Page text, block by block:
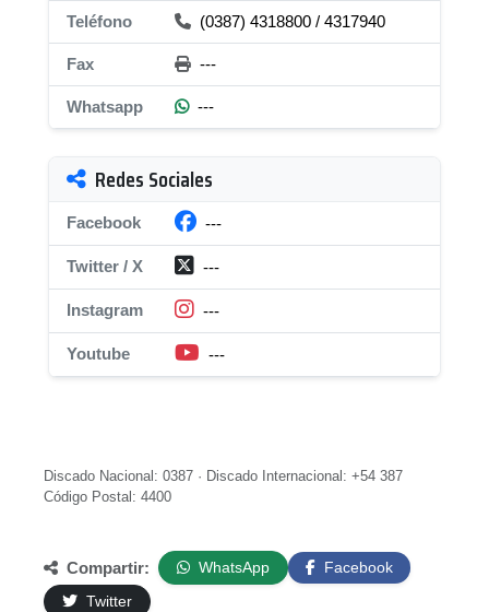
Teléfono (0387) 4318800 / 4317940
Fax ---
Whatsapp ---
Redes Sociales
Facebook ---
Twitter / X ---
Instagram ---
Youtube ---
Discado Nacional: 0387 · Discado Internacional: +54 387
Código Postal: 4400
Compartir: WhatsApp
Facebook
Twitter